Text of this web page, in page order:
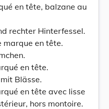
en tête, balzane au
rechter Hinterfessel.
en tête.
en tête.
Blässe.
en tête avec lisse
hors montoire.